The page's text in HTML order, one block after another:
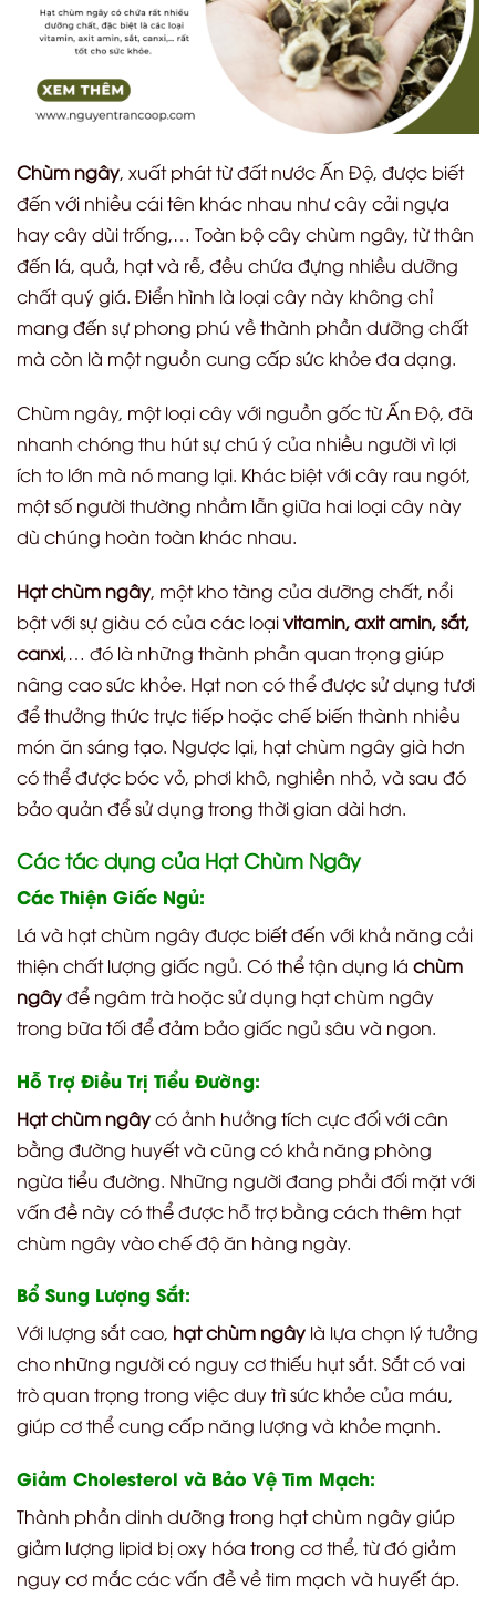
Chùm ngây, xuất phát từ đất nước Ấn Độ, được biết
đến với nhiều cái tên khác nhau như cây cải ngựa
hay cây dùi trống,… Toàn bộ cây chùm ngây, từ thân
đến lá, quả, hạt và rễ, đều chứa đựng nhiều dưỡng
chất quý giá. Điển hình là loại cây này không chỉ
mang đến sự phong phú về thành phần dưỡng chất
mà còn là một nguồn cung cấp sức khỏe đa dạng.
Chùm ngây, một loại cây với nguồn gốc từ Ấn Độ, đã
nhanh chóng thu hút sự chú ý của nhiều người vì lợi
ích to lớn mà nó mang lại. Khác biệt với cây rau ngót,
một số người thường nhầm lẫn giữa hai loại cây này
dù chúng hoàn toàn khác nhau.
Hạt chùm ngây, một kho tàng của dưỡng chất, nổi
bật với sự giàu có của các loạivitamin, axit amin, sắt,
canxi,… đó là những thành phần quan trọng giúp
nâng cao sức khỏe. Hạt non có thể được sử dụng tươi
để thưởng thức trực tiếp hoặc chế biến thành nhiều
món ăn sáng tạo. Ngược lại, hạt chùm ngây già hơn
có thể được bóc vỏ, phơi khô, nghiền nhỏ, và sau đó
bảo quản để sử dụng trong thời gian dài hơn.
Các tác dụng của Hạt Chùm Ngây
Các Thiện Giấc Ngủ:
Lá và hạt chùm ngây được biết đến với khả năng cải
thiện chất lượng giấc ngủ. Có thể tận dụng lá chùm
ngâyđể ngâm trà hoặc sử dụng hạt chùm ngây
trong bữa tối để đảm bảo giấc ngủ sâu và ngon.
Hỗ Trợ Điều Trị Tiểu Đường:
Hạt chùm ngâycó ảnh hưởng tích cực đối với cân
bằng đường huyết và cũng có khả năng phòng
ngừa tiểu đường. Những người đang phải đối mặt với
vấn đề này có thể được hỗ trợ bằng cách thêm hạt
chùm ngây vào chế độ ăn hàng ngày.
Bổ Sung Lượng Sắt:
Với lượng sắt cao, hạt chùm ngây là lựa chọn lý tưởng
cho những người có nguy cơ thiếu hụt sắt. Sắt có vai
trò quan trọng trong việc duy trì sức khỏe của máu,
giúp cơ thể cung cấp năng lượng và khỏe mạnh.
Giảm Cholesterol và Bảo Vệ Tim Mạch:
Thành phần dinh dưỡng trong hạt chùm ngây giúp
giảm lượng lipid bị oxy hóa trong cơ thể, từ đó giảm
nguy cơ mắc các vấn đề về tim mạch và huyết áp.